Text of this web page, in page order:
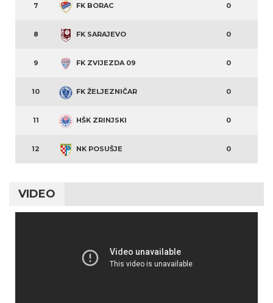
7 FK BORAC 0
8 FK SARAJEVO 0
9 FK ZVIJEZDA 09 0
10 FK ŽELJEZNIČAR 0
11 HŠK ZRINJSKI 0
12 NK POSUŠJE 0
VIDEO